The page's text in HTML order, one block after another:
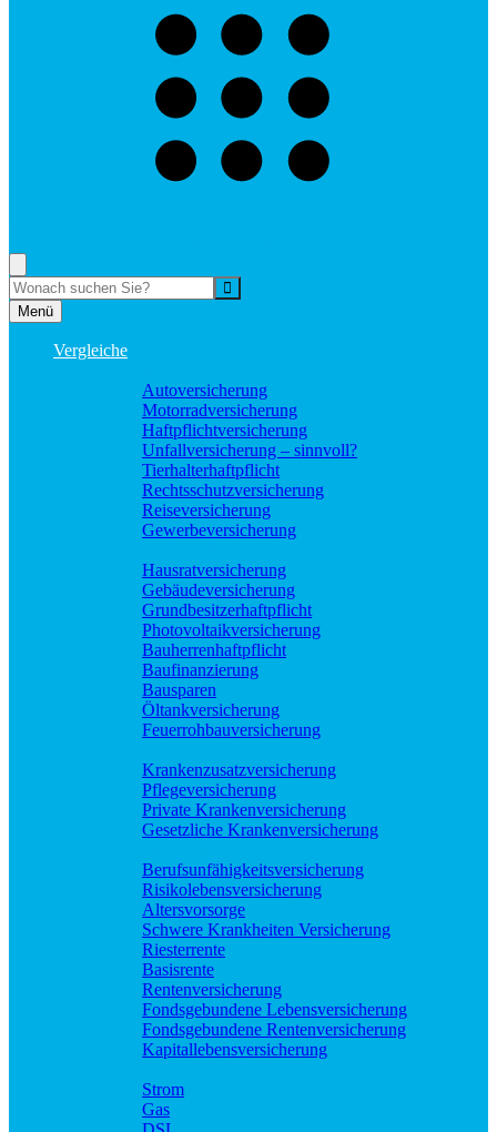
Menü
Vergleiche
Autoversicherung
Motorradversicherung
Haftpflichtversicherung
Unfallversicherung – sinnvoll?
Tierhalterhaftpflicht
Rechtsschutzversicherung
Reiseversicherung
Gewerbeversicherung
Hausratversicherung
Gebäudeversicherung
Grundbesitzerhaftpflicht
Photovoltaikversicherung
Bauherrenhaftpflicht
Baufinanzierung
Bausparen
Öltankversicherung
Feuerrohbauversicherung
Krankenzusatzversicherung
Pflegeversicherung
Private Krankenversicherung
Gesetzliche Krankenversicherung
Berufs­unfähigkeitsversicherung
Risikolebensversicherung
Altersvorsorge
Schwere Krankheiten Versicherung
Riesterrente
Basisrente
Rentenversicherung
Fondsgebundene Lebensversicherung
Fondsgebundene Rentenversicherung
Kapitallebensversicherung
Strom
Gas